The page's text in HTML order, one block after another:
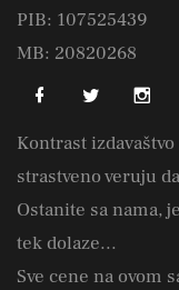
PIB: 107525439
MB: 20820268
Kontrast
strastveno veruju
Ostanite sa nama,
tek dolaze...
Sve cene na ovom